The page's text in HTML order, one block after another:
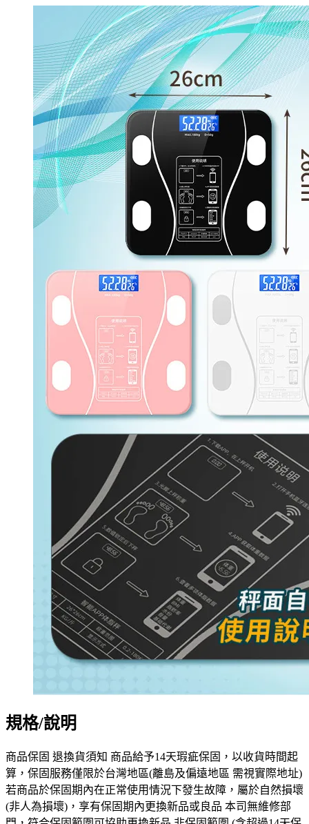
規格/說明
商品保固 退換貨須知 商品給予14天瑕疵保固，以收貨時間起
算，保固服務僅限於台灣地區(離島及偏遠地區 需視實際地址)
若商品於保固期內在正常使用情況下發生故障，屬於自然損壞
(非人為損壞)，享有保固期內更換新品或良品 本司無維修部